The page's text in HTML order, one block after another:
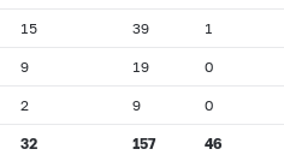
15 39 1
9 19 0
2 9 0
32 157 46